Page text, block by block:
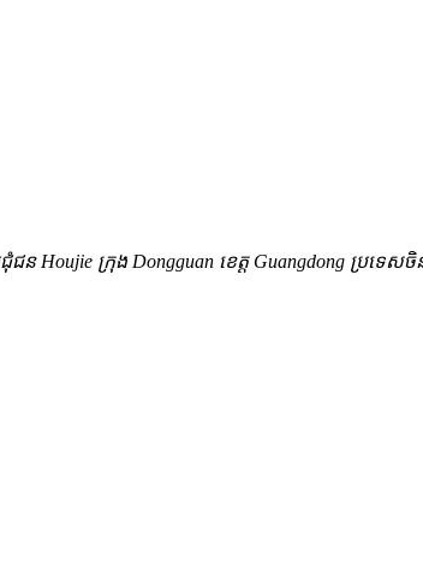
ជន Houjie ក្រុង Dongguan ខេត្ត Guangdong ប្រទេសចិ